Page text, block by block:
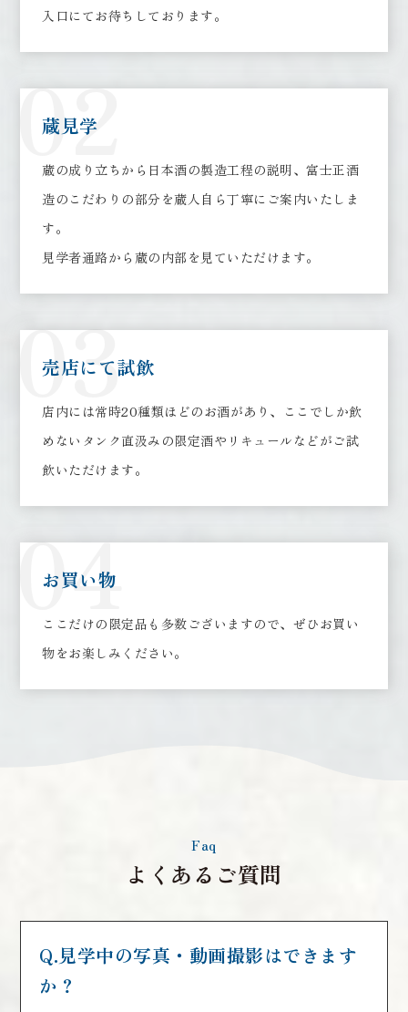
入口にてお待ちしております。
02
蔵見学
蔵の成り立ちから日本酒の製造工程の説明、富士正酒
造のこだわりの部分を蔵人自ら丁寧にご案内いたしま
す。
見学者通路から蔵の内部を見ていただけます。
03
売店にて試飲
店内には常時20種類ほどのお酒があり、ここでしか飲
めないタンク直汲みの限定酒やリキュールなどがご試
飲いただけます。
04
お買い物
ここだけの限定品も多数ございますので、ぜひお買い
物をお楽しみください。
Faq
よくあるご質問
Q.見学中の写真・動画撮影はできます
か？